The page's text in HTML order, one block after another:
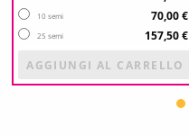
10 semi 70,00 €
25 semi
157,50 €
AGGIUNGI AL CARRELLO